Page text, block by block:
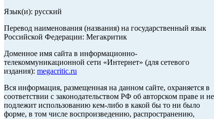
Язык(и): русский
Перевод наименования (названия) на государственный язык
Российской Федерации: Мегакритик
Доменное имя сайта в информационно-
телекоммуникационной сети «Интернет» (для сетевого
издания): megacritic.ru
Вся информация, размещенная на данном сайте, охраняется в
соответствии с законодательством РФ об авторском праве и не
подлежит использованию кем-либо в какой бы то ни было
форме, в том числе воспроизведению, распространению,